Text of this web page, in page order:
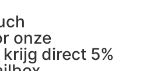
onze
direct 5%